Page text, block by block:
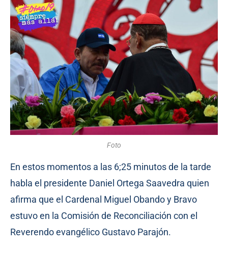
Foto
En estos momentos a las 6;25 minutos de la tarde
habla el presidente Daniel Ortega Saavedra quien
afirma que el Cardenal Miguel Obando y Bravo
estuvo en la Comisión de Reconciliación con el
Reverendo evangélico Gustavo Parajón.